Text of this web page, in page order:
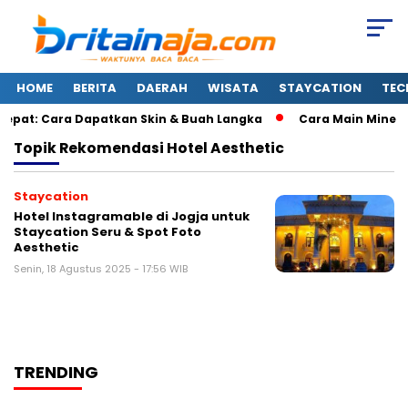
HOME BERITA DAERAH WISATA STAYCATION
Cara Dapatkan Skin & Buah Langka Cara Main
TopikRekomendasi Hotel Aesthetic
Staycation
Hotel Instagramable di Jogja untuk
Staycation Seru & Spot Foto
Aesthetic
Senin, 18 Agustus 2025 - 17:56 WIB
TRENDING